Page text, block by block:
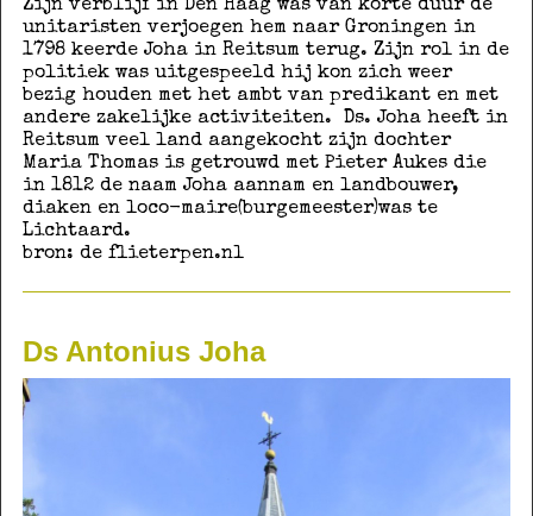
Zijn verblijf in Den Haag was van korte duur de
unitaristen verjoegen hem naar Groningen in
1798 keerde Joha in Reitsum terug. Zijn rol in de
politiek was uitgespeeld hij kon zich weer
bezig houden met het ambt van predikant en met
andere zakelijke activiteiten. Ds. Joha heeft in
Reitsum veel land aangekocht zijn dochter
Maria Thomas is getrouwd met Pieter Aukes die
in 1812 de naam Joha aannam en landbouwer,
diaken en loco-maire(burgemeester)was te
Lichtaard.
bron: de flieterpen.nl
Ds Antonius Joha